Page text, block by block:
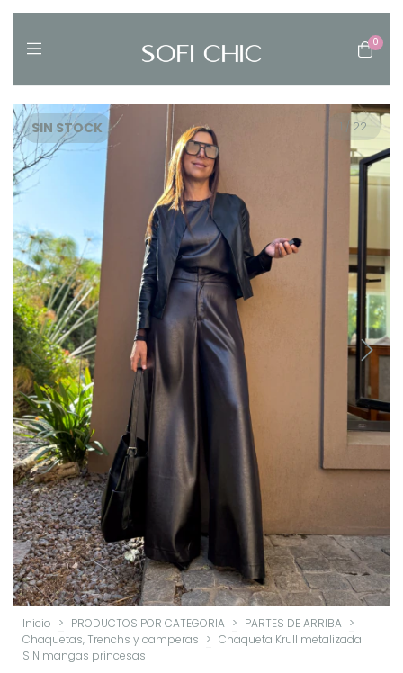
0
SIN STOCK 1 / 22
Inicio > PRODUCTOS POR CATEGORIA > PARTES DE ARRIBA >
Chaquetas, Trenchs y camperas > Chaqueta Krull metalizada
SIN mangas princesas